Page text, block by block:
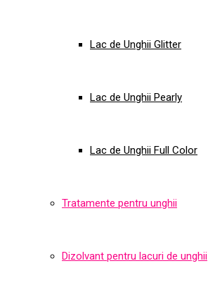
Lac de Unghii Glitter
Lac de Unghii Pearly
Lac de Unghii Full Color
Tratamente pentru unghii
Dizolvant pentru lacuri de unghii